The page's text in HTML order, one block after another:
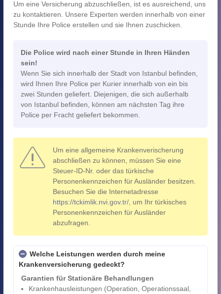
Um eine Versicherung abzuschließen, ist es ausreichend, uns
zu kontaktieren. Unsere Experten werden innerhalb von einer
Stunde Ihre Police erstellen und sie Ihnen zuschicken.
Die Police wird nach einer Stunde in Ihren Händen
sein!
Wenn Sie sich innerhalb der Stadt von Istanbul befinden,
wird Ihnen Ihre Police per Kurier innerhalb von ein bis
zwei Stunden geliefert. Diejenigen, die sich außerhalb
von Istanbul befinden, können am nächsten Tag ihre
Police per Fracht geliefert bekommen.
Um eine allgemeine Krankenverischerung
abschließen zu können, müssen Sie eine
Steuer-ID-Nr. oder das türkische
Personenkennzeichen für Ausländer besitzen.
Besuchen Sie die Internetadresse
https://tckimlik.nvi.gov.tr/ , um Ihr türkisches
Personenkennzeichen für Ausländer
abzufragen.
Welche Leistungen werden durch meine
Krankenversicherung gedeckt?
Garantien für Stationäre Behandlungen
Krankenhausleistungen (Operation, Operationssaal,